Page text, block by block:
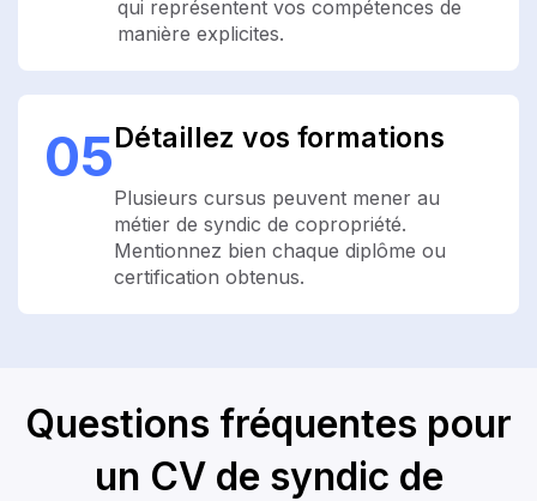
qui représentent vos compétences de
manière explicites.
05Détaillez vos formations
Plusieurs cursus peuvent mener au
métier de syndic de copropriété.
Mentionnez bien chaque diplôme ou
certification obtenus.
Questions fréquentes pour
un CV de syndic de